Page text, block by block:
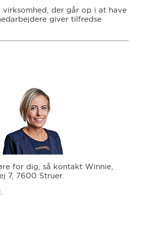
der går op i at have
giver tilfredse
for dig, så kontakt Winnie,
7, 7600 Struer.
.